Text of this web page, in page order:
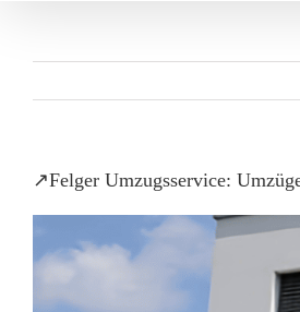
↗️Felger Umzugsservice: